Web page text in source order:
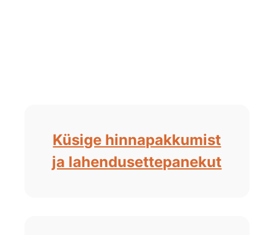
Küsige hinnapakkumist
ja lahendusettepanekut